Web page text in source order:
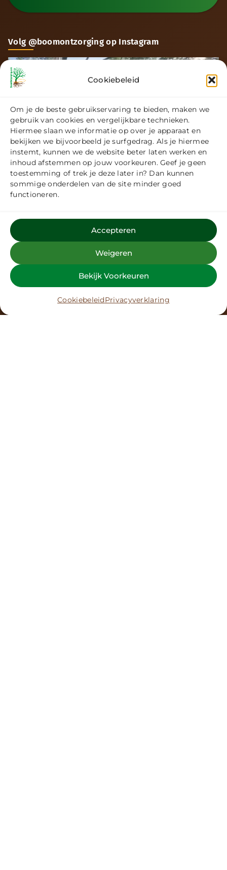
Cookiebeleid
Om je de beste gebruikservaring te bieden, maken we
gebruik van cookies en vergelijkbare technieken.
Hiermee slaan we informatie op over je apparaat en
bekijken we bijvoorbeeld je surfgedrag. Als je hiermee
instemt, kunnen we de website beter laten werken en
inhoud afstemmen op jouw voorkeuren. Geef je geen
toestemming of trek je deze later in? Dan kunnen
sommige onderdelen van de site minder goed
functioneren.
Accepteren
Weigeren
Bekijk Voorkeuren
CookiebeleidPrivacyverklaring
Volg @boomontzorging op Instagram